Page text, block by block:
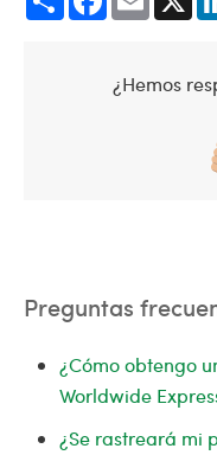
¿Hemos
Preguntas
¿Cómo obtengo
Worldwide
¿Se rastreará mi